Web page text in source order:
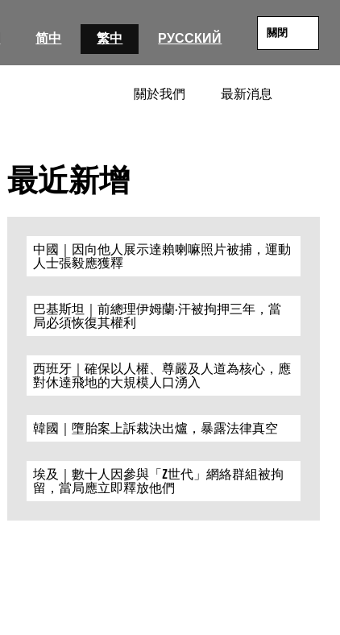
简中 繁中 РУССКИЙ 關閉
關於我們 最新消息
最近新增
中國｜因向他人展示達賴喇嘛照片被捕，運動
人士張毅應獲釋
巴基斯坦｜前總理伊姆蘭·汗被拘押三年，當
局必須恢復其權利
西班牙｜確保以人權、尊嚴及人道為核心，應
對休達飛地的大規模人口湧入
韓國｜墮胎案上訴裁決出爐，暴露法律真空
埃及｜數十人因參與「Z世代」網絡群組被拘
留，當局應立即釋放他們